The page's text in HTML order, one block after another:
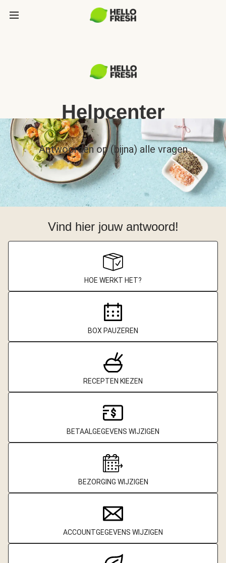
Helpcenter
Antwoorden op (bijna) alle vragen
Vind hier jouw antwoord!
HOE WERKT HET?
BOX PAUZEREN
RECEPTEN KIEZEN
BETAALGEGEVENS WIJZIGEN
BEZORGING WIJZIGEN
ACCOUNTGEGEVENS WIJZIGEN